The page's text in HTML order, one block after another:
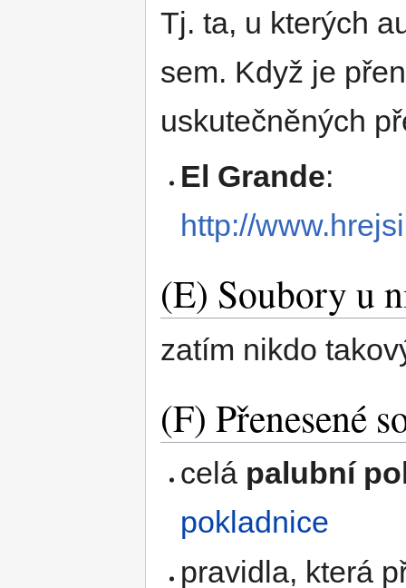
Tj. ta, u kterých
sem. Když je
uskutečněných
El Grande:
http://
(E) Soubory u
zatím nikdo
(F) Přenesené
celá palubní
pokladnice
pravidla, která